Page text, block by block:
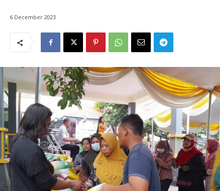
6 December 2023